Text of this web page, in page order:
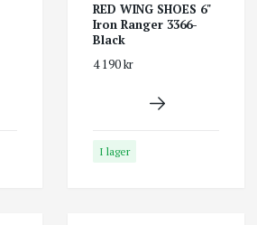
RED WING SHOES 6"
Iron Ranger 3366-
Black
4 190 kr
I lager